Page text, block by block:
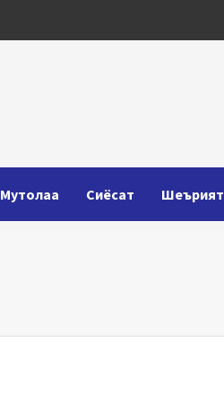
Мутолаа Сиёсат Шеърият